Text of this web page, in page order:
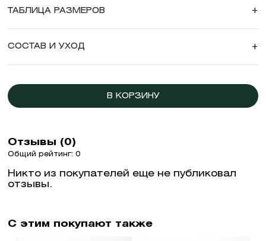
ТАБЛИЦА РАЗМЕРОВ +
СОСТАВ И УХОД +
В КОРЗИНУ
Отзывы (0)
Общий рейтинг: 0
Никто из покупателей еще не публиковал
отзывы.
С этим покупают также